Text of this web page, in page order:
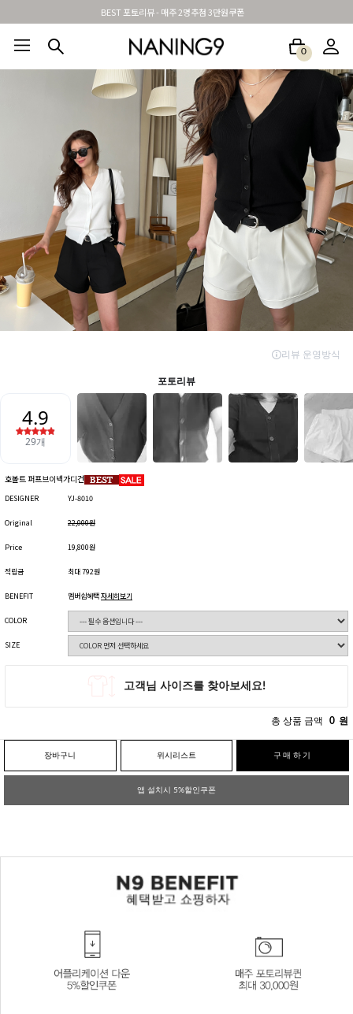
BEST 포토리뷰 - 매주 2명추첨 3만원쿠폰
0
NEW5% 베스트재진행 썸머여행룩 아울렛
호볼트 퍼프브이넥가디건
DESIGNER YJ-8010
Original 22,000원
Price 19,800원
적립금 최대 792원
BENEFIT 멤버쉽혜택자세히보기
COLOR
SIZE
총 상품 금액 0 원
장바구니 위시리스트 구매하기
앱 설치시 5%할인쿠폰